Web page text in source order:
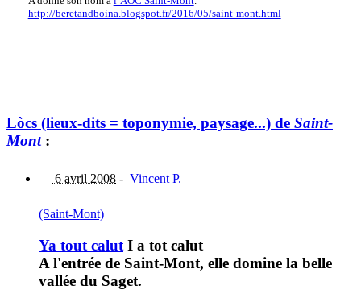
http://beretandboina.blogspot.fr/2016/05/saint-mont.html
Lòcs (lieux-dits = toponymie, paysage...) de Saint-
Mont:
6 avril 2008 - Vincent P.
(Saint-Mont)
Ya tout calut I a tot calut
A l'entrée de Saint-Mont, elle domine la belle
vallée du Saget.